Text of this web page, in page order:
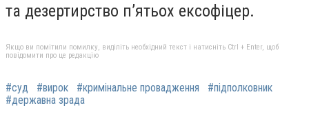
та дезертирство п’ятьох ексофіцер.
Якщо ви помітили помилку, виділіть необхідний текст і натисніть Ctrl + Enter, щоб
повідомити про це редакцію
#суд #вирок #кримінальне провадження
#підполковник
#державна зрада